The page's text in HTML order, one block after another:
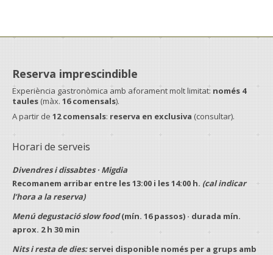
Reserva imprescindible
Experiència gastronòmica amb aforament molt limitat: només 4
taules (màx. 16 comensals).
A partir de 12 comensals: reserva en exclusiva (consultar).
Horari de serveis
Divendres i dissabtes · Migdia
Recomanem arribar entre les13:00 i les14:00 h. (cal indicar
l’hora a la reserva)
Menú degustació slow food(mín. 16 passos) · durada mín.
aprox. 2 h 30 min
Nits i resta de dies:servei disponible només per a grups amb